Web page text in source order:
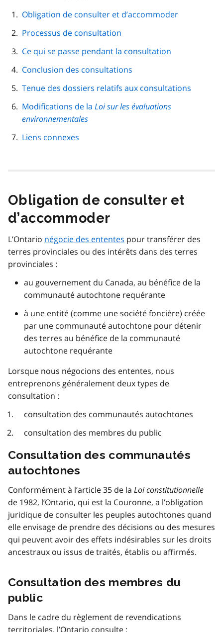
navigation
page
Obligation de consulter et d’accommoder
Processus de consultation
Ce qui se passe pendant la consultation
Conclusion des consultations
Tenue des dossiers relatifs aux consultations
Modifications de la Loi sur les évaluations
environnementales
Liens connexes
Obligation de consulter et
d’accommoder
L’Ontario négocie des ententes pour transférer des
terres provinciales ou des intérêts dans des terres
provinciales :
au gouvernement du Canada, au bénéfice de la
communauté autochtone requérante
à une entité (comme une société foncière) créée
par une communauté autochtone pour détenir
des terres au bénéfice de la communauté
autochtone requérante
Lorsque nous négocions des ententes, nous
entreprenons généralement deux types de
consultation :
consultation des communautés autochtones
consultation des membres du public
Consultation des communautés
autochtones
Conformément à l’article 35 de la Loi constitutionnelle
de 1982, l’Ontario, qui est la Couronne, a l’obligation
juridique de consulter les peuples autochtones quand
elle envisage de prendre des décisions ou des mesures
qui peuvent avoir des effets indésirables sur les droits
ancestraux ou issus de traités, établis ou affirmés.
Consultation des membres du
public
Dans le cadre du règlement de revendications
territoriales, l’Ontario consulte :